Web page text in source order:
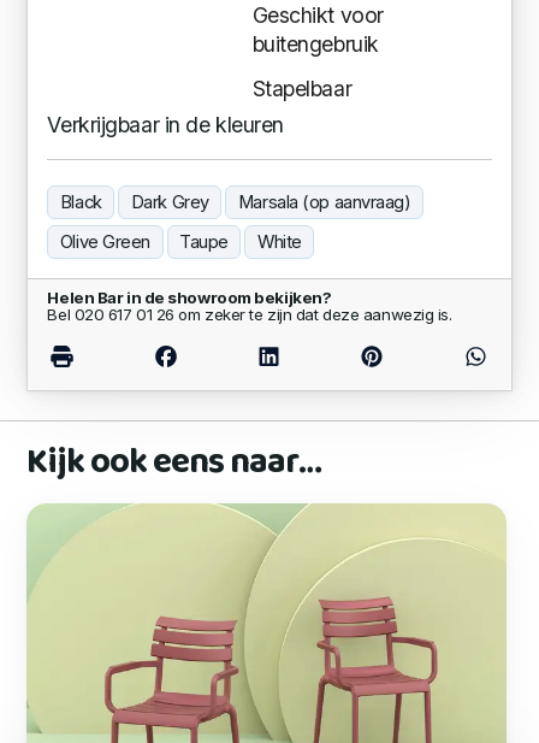
Geschikt voor
buitengebruik
Stapelbaar
Verkrijgbaar in de kleuren
Black Dark Grey
Marsala (op aanvraag)
Olive Green
Taupe White
Helen Bar in de showroom bekijken?
Bel 020 617 01 26 om zeker te zijn dat deze aanwezig is.
Kijk ook eens naar…